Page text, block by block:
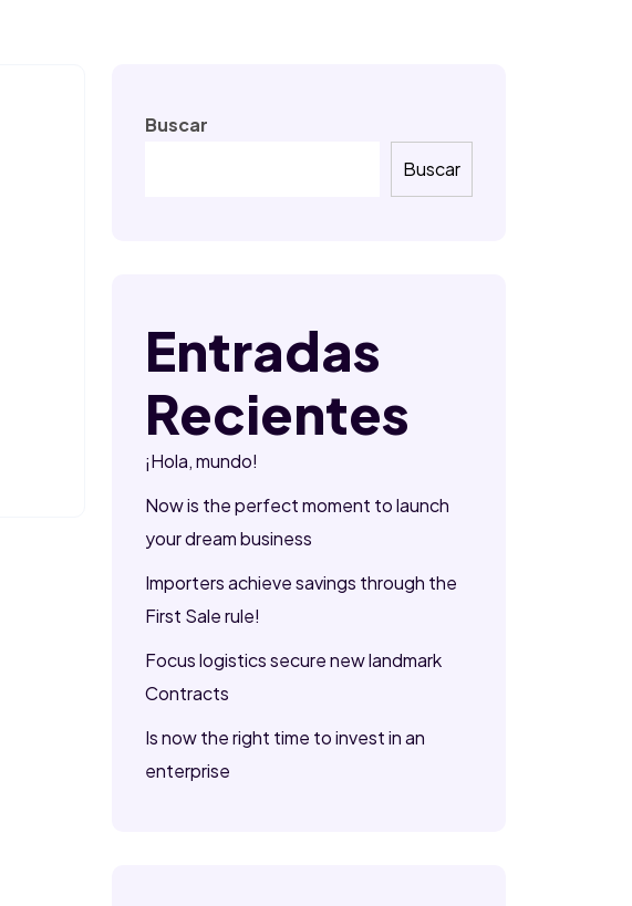
Buscar
Buscar
Entradas
Recientes
¡Hola, mundo!
Now is the perfect moment to launch
your dream business
Importers achieve savings through the
First Sale rule!
Focus logistics secure new landmark
Contracts
Is now the right time to invest in an
enterprise